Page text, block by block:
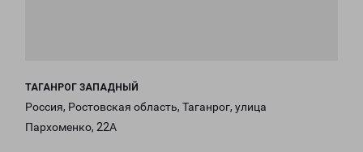
ТАГАНРОГ ЗАПАДНЫЙ
Россия, Ростовская область, Таганрог, улица
Пархоменко, 22А